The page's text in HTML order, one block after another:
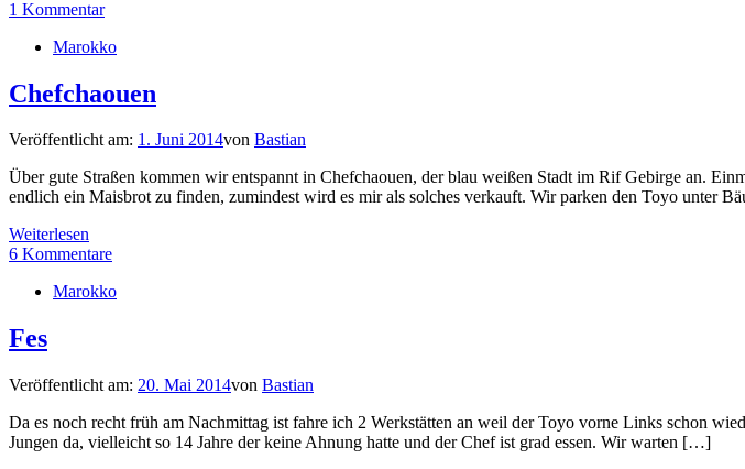
1 Kommentar
Marokko
Chefchaouen
Veröffentlicht am: 1. Juni 2014von Bastian
Über gute Straßen kommen wir entspannt in Chefchaouen, der blau weißen Stadt im Rif Gebirge an.
endlich ein Maisbrot zu finden, zumindest wird es mir als solches verkauft. Wir parken den Toyo unter
Weiterlesen
6 Kommentare
Marokko
Fes
Veröffentlicht am: 20. Mai 2014von Bastian
Da es noch recht früh am Nachmittag ist fahre ich 2 Werkstätten an weil der Toyo vorne Links schon
Jungen da, vielleicht so 14 Jahre der keine Ahnung hatte und der Chef ist grad essen. Wir warten […]